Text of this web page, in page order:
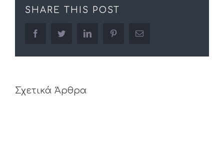
SHARE THIS POST
facebooktwitter linkedin pinterestEmail
Σχετικά Άρθρα